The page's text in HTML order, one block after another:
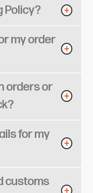
my order
orders or
for my
customs